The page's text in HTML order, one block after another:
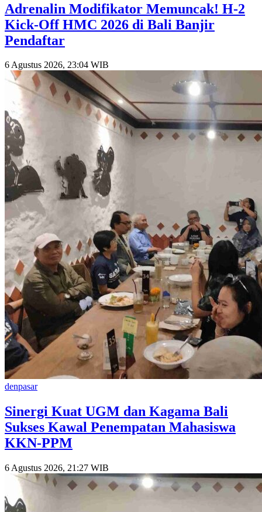
​Adrenalin Modifikator Memuncak! H-2
Kick-Off HMC 2026 di Bali Banjir
Pendaftar
6 Agustus 2026, 23:04 WIB
denpasar
Sinergi Kuat UGM dan Kagama Bali
Sukses Kawal Penempatan Mahasiswa
KKN-PPM
6 Agustus 2026, 21:27 WIB